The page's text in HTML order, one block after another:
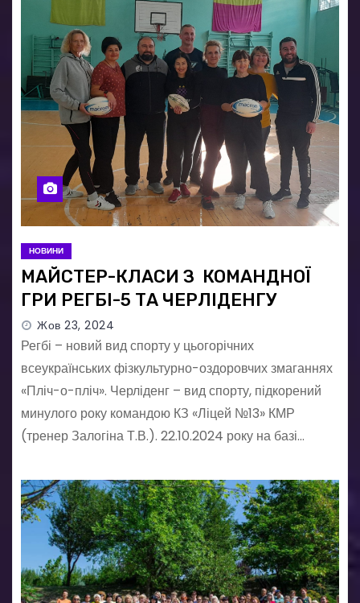
НОВИНИ
МАЙСТЕР-КЛАСИ З КОМАНДНОЇ
ГРИ РЕГБІ-5 ТА ЧЕРЛІДЕНГУ
Жов 23, 2024
Регбі – новий вид спорту у цьогорічних
всеукраїнських фізкультурно-оздоровчих змаганнях
«Пліч-о-пліч». Черліденг – вид спорту, підкорений
минулого року командою КЗ «Ліцей №13» КМР
(тренер Залогіна Т.В.). 22.10.2024 року на базі…